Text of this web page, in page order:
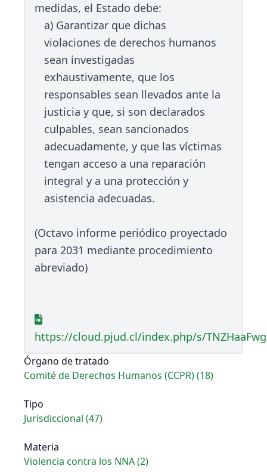
medidas, el Estado debe:
a) Garantizar que dichas
violaciones de derechos humanos
sean investigadas
exhaustivamente, que los
responsables sean llevados ante la
justicia y que, si son declarados
culpables, sean sancionados
adecuadamente, y que las víctimas
tengan acceso a una reparación
integral y a una protección y
asistencia adecuadas.
(Octavo informe periódico proyectado
para 2031 mediante procedimiento
abreviado)
https://cloud.pjud.cl/index.php/s/
Órgano de tratado
Comité de Derechos Humanos (CCPR) (18)
Tipo
Jurisdiccional (47)
Materia
Violencia contra los NNA (2)